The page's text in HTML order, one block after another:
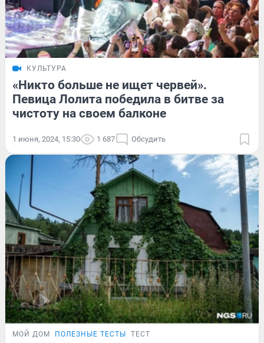
КУЛЬТУРА
«Никто больше не ищет червей».
Певица Лолита победила в битве за
чистоту на своем балконе
1 июня, 2024, 15:30 1 687 Обсудить
МОЙ ДОМ ПОЛЕЗНЫЕ ТЕСТЫ ТЕСТ